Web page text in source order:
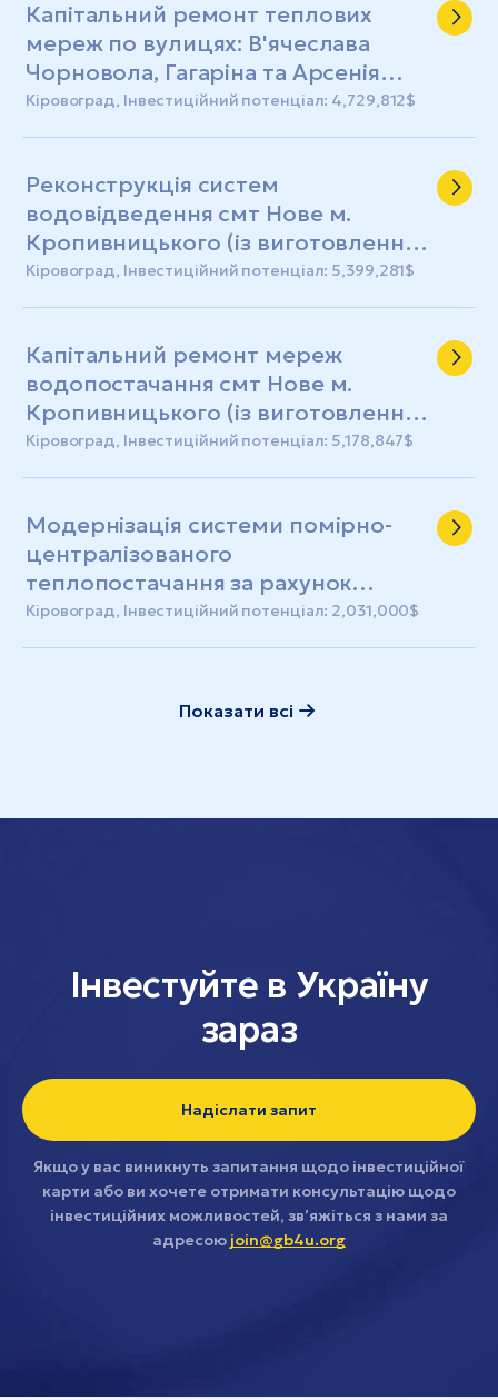
Капітальний ремонт теплових
мереж по вулицях: В'ячеслава
Чорновола, Гагаріна та Арсенія
Тарковського у м. Кропивницькому
(із виготовленням ПКД)
Кіровоград, Інвестиційний потенціал: 4,729,812$
Реконструкція систем
водовідведення смт Нове м.
Кропивницького (із виготовленням
ПКД)
Кіровоград, Інвестиційний потенціал: 5,399,281$
Капітальний ремонт мереж
водопостачання смт Нове м.
Кропивницького (із виготовленням
ПКД)
Кіровоград, Інвестиційний потенціал: 5,178,847$
Модернізація системи помірно-
централізованого
теплопостачання за рахунок
реконструкції котельні №35
Кіровоград, Інвестиційний потенціал: 2,031,000$
Показати всі
Інвестуйте в Україну
зараз
Надіслати запит
Якщо у вас виникнуть запитання щодо інвестиційної
карти або ви хочете отримати консультацію щодо
інвестиційних можливостей, зв’яжіться з нами за
адресою join@gb4u.org